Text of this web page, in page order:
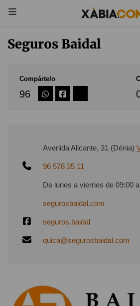
Seguros Baidal
Compártelo
96
Avenida Alicante, 31 (Dénia)
96 578 35 11
De lunes a viernes de 09:00
segurosbaidal.com
seguros.baidal
quica@segurosbaidal.com